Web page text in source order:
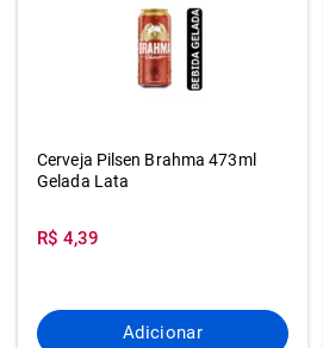
Cerveja Pilsen Brahma 473ml
Gelada Lata
R$ 4,39
Adicionar